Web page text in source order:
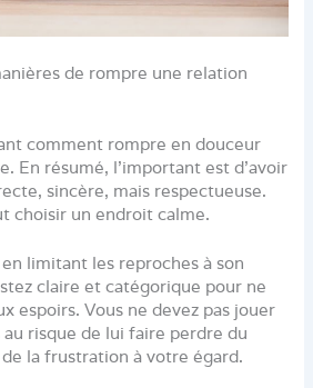
de rompre une relation
comment rompre en douceur
En résumé, l’important est d’avoir
sincère, mais respectueuse.
choisir un endroit calme.
limitant les reproches à son
claire et catégorique pour ne
espoirs. Vous ne devez pas jouer
risque de lui faire perdre du
la frustration à votre égard.